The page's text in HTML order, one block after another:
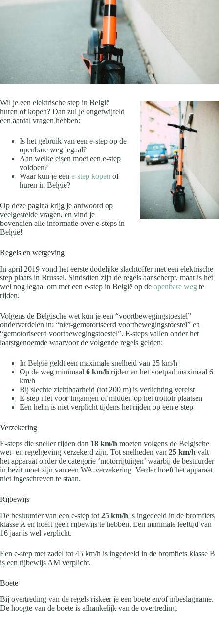
Wil je een elektrische step in België
huren of kopen? Dan zul je ongetwijfeld
een aantal vragen hebben:
Is het gebruik van een e-step op de
openbare weg legaal?
Aan welke eisen moet een e-step
voldoen?
Waar kun je een e-step kopen of
huren in België?
Op deze pagina krijg je antwoord op
veelgestelde vragen, en vind je
bovendien alle informatie over e-steps in
België!
Regels en wetgeving
In april 2019 vond het eerste dodelijke slachtoffer met een elektrische
step plaats in Brussel. Sindsdien zijn de regels aanscherpt, maar is het
wel nog legaal om met een e-step in België op de openbare weg te
rijden.
Volgens de Belgische wet kun je een “voortbewegingstoestel”
onderverdelen in: “niet-gemotoriseerd voortbewegingstoestel” en
“gemotoriseerd voortbewegingstoestel”. E-steps vallen onder het
laatstgenoemde waarvoor de volgende regels gelden:
In België geldt een maximale snelheid van 25 km/h
Op de weg minimaal 6 km/h rijden en het voetpad maximaal 6
km/h
Bij slechte zichtbaarheid (tot 200 m) is verlichting vereist
E-step niet voor ingangen of midden op het trottoir plaatsen
Een helm is niet verplicht tijdens het rijden op een e-step
Verzekering
E-steps die sneller rijden dan 18 km/h moeten volgens de Belgische
wet- en regelgeving verzekerd zijn. Tot snelheden van 25 km/h valt
het apparaat onder de categorie ‘motorrijtuigen’ waarbij de bestuurder
in bezit moet zijn van een WA-verzekering. Verder hoeft het apparaat
niet ingeschreven te staan.
Rijbewijs
De bestuurder van een e-step tot 25 km/h is ingedeeld in de bromfiets
klasse A en hoeft geen rijbewijs te hebben. Een minimale leeftijd van
16 jaar is wel verplicht.
Een e-step met zadel tot 45 km/h is ingedeeld in de bromfiets klasse B
is een rijbewijs AM verplicht.
Boete
Bij overtreding van de regels riskeer je een boete en/of inbeslagname.
De hoogte van de boete is afhankelijk van de overtreding.